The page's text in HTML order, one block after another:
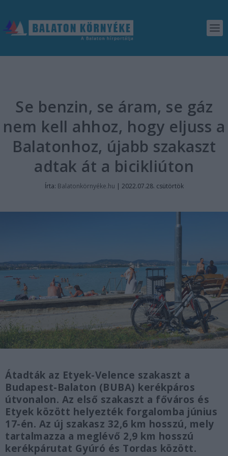
Se benzin, se áram, se gáz
nem kell ahhoz, hogy eljuss a
Balatonhoz, újabb szakaszt
adtak át a bicikliúton
Írta: Balatonkörnyéke.hu | 2022.07.28. csütörtök
Átadták az Etyek-Velence szakaszt a
Budapest-Balaton (BUBA) kerékpáros
útvonalon. Az első szakaszt a főváros és
Etyek között helyezték forgalomba június
17-én. Az új szakasz 32,6 km hosszú, mely
tartalmazza a meglévő 2,9 km hosszú
kerékpárutat Gyúró és Tordas között.